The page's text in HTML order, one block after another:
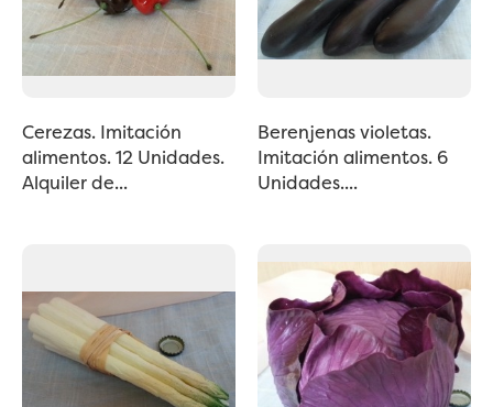
Cerezas. Imitación
alimentos. 12 Unidades.
Alquiler de...
Berenjenas violetas.
Imitación alimentos. 6
Unidades....